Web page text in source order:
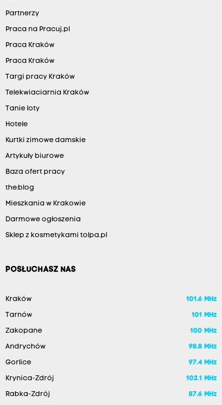
Partnerzy
Praca na Pracuj.pl
Praca Kraków
Praca Kraków
Targi pracy Kraków
Telekwiaciarnia Kraków
Tanie loty
Hotele
Kurtki zimowe damskie
Artykuły biurowe
Baza ofert pracy
the:blog
Mieszkania w Krakowie
Darmowe ogłoszenia
Sklep z kosmetykami tolpa.pl
POSŁUCHASZ NAS
Kraków 101.6 MHz
Tarnów 101 MHz
Zakopane 100 MHz
Andrychów 98.8 MHz
Gorlice 97.4 MHz
Krynica-Zdrój 102.1 MHz
Rabka-Zdrój 87.6 MHz